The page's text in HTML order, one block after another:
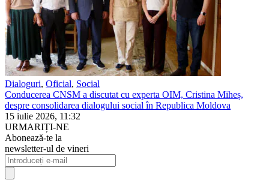
Dialoguri, Oficial, Social
Conducerea CNSM a discutat cu experta OIM, Cristina Miheș,
despre consolidarea dialogului social în Republica Moldova
15 iulie 2026, 11:32
URMARIȚI-NE
Abonează-te la
newsletter-ul de vineri